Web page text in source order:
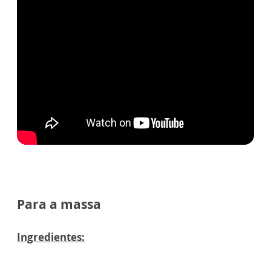
Para a massa
Ingredientes: